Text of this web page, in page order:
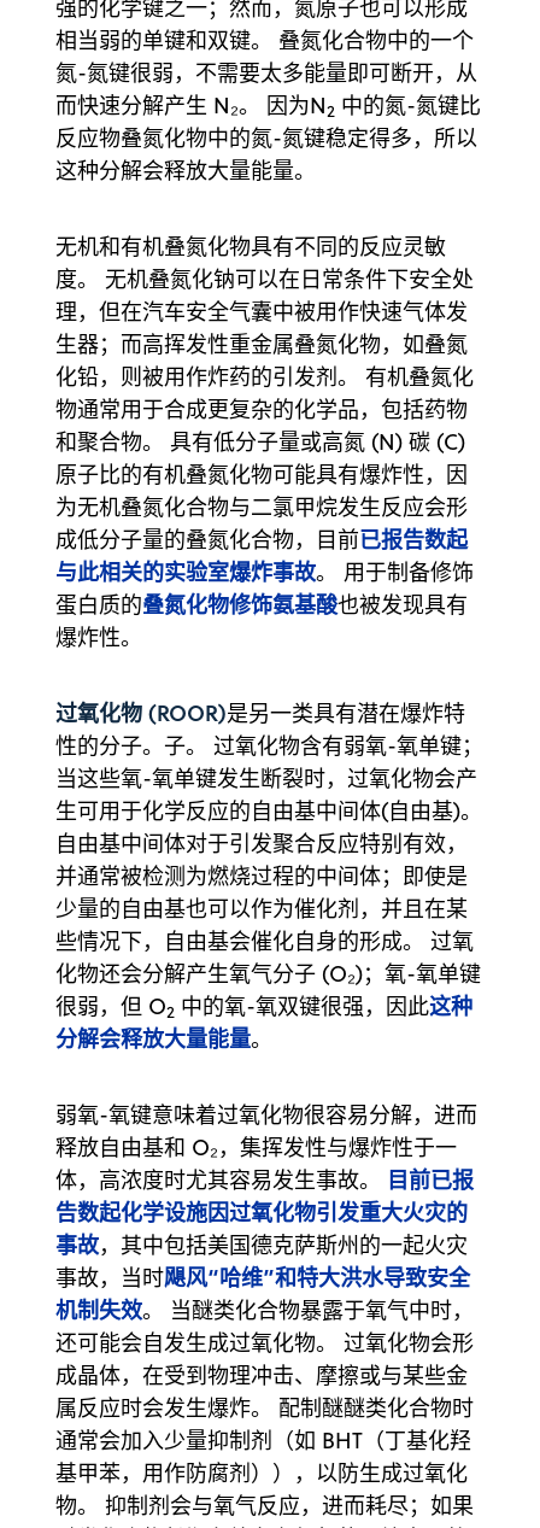
强的化学键之一；然而，氮原子也可以形成
相当弱的单键和双键。 叠氮化合物中的一个
氮-氮键很弱，不需要太多能量即可断开，从
而快速分解产生 N₂。 因为N2 中的氮-氮键比
反应物叠氮化物中的氮-氮键稳定得多，所以
这种分解会释放大量能量。
无机和有机叠氮化物具有不同的反应灵敏
度。 无机叠氮化钠可以在日常条件下安全处
理，但在汽车安全气囊中被用作快速气体发
生器；而高挥发性重金属叠氮化物，如叠氮
化铅，则被用作炸药的引发剂。 有机叠氮化
物通常用于合成更复杂的化学品，包括药物
和聚合物。 具有低分子量或高氮 (N) 碳 (C)
原子比的有机叠氮化物可能具有爆炸性，因
为无机叠氮化合物与二氯甲烷发生反应会形
成低分子量的叠氮化合物，目前已报告数起
与此相关的实验室爆炸事故。 用于制备修饰
蛋白质的叠氮化物修饰氨基酸也被发现具有
爆炸性。
过氧化物 (ROOR)是另一类具有潜在爆炸特
性的分子。子。 过氧化物含有弱氧-氧单键；
当这些氧-氧单键发生断裂时，过氧化物会产
生可用于化学反应的自由基中间体(自由基)。
自由基中间体对于引发聚合反应特别有效，
并通常被检测为燃烧过程的中间体；即使是
少量的自由基也可以作为催化剂，并且在某
些情况下，自由基会催化自身的形成。 过氧
化物还会分解产生氧气分子 (O₂)；氧-氧单键
很弱，但 O2 中的氧-氧双键很强，因此这种
分解会释放大量能量。
弱氧-氧键意味着过氧化物很容易分解，进而
释放自由基和 O₂，集挥发性与爆炸性于一
体，高浓度时尤其容易发生事故。 目前已报
告数起化学设施因过氧化物引发重大火灾的
事故，其中包括美国德克萨斯州的一起火灾
事故，当时飓风“哈维”和特大洪水导致安全
机制失效。 当醚类化合物暴露于氧气中时，
还可能会自发生成过氧化物。 过氧化物会形
成晶体，在受到物理冲击、摩擦或与某些金
属反应时会发生爆炸。 配制醚醚类化合物时
通常会加入少量抑制剂（如 BHT（丁基化羟
基甲苯，用作防腐剂）），以防生成过氧化
物。 抑制剂会与氧气反应，进而耗尽；如果